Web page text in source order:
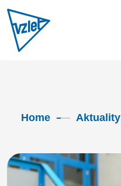
Home Aktuality